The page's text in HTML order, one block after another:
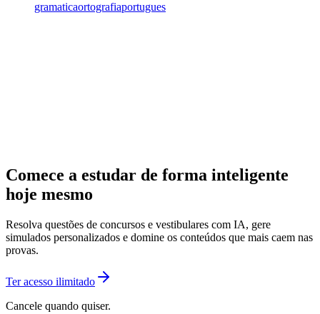
gramaticaortografiaportugues
Comece a estudar de forma inteligente
hoje mesmo
Resolva questões de concursos e vestibulares com IA, gere
simulados personalizados e domine os conteúdos que mais caem nas
provas.
Ter acesso ilimitado
Cancele quando quiser.